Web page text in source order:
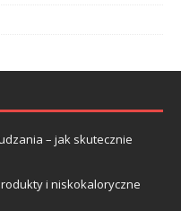
– jak skutecznie
i niskokaloryczne